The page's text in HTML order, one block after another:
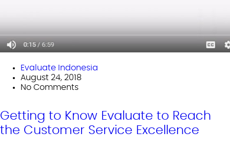
Evaluate Indonesia
August 24, 2018
No Comments
Getting to Know Evaluate to Reach
the Customer Service Excellence